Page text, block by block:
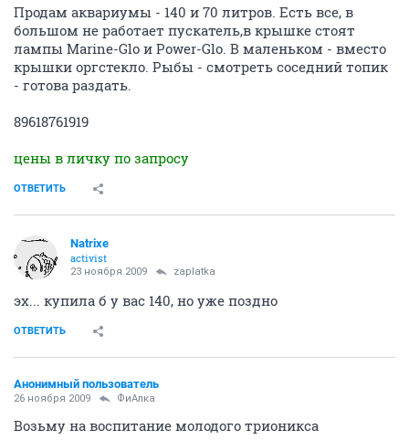
Продам аквариумы - 140 и 70 литров. Есть все, в
большом не работает пускатель,в крышке стоят
лампы Marine-Glo и Power-Glo. В маленьком - вместо
крышки оргстекло. Рыбы - смотреть соседний топик
- готова раздать.
89618761919
цены в личку по запросу
ОТВЕТИТЬ
Natrixe
activist
23 ноября 2009 zaplatka
эх... купила б у вас 140, но уже поздно
ОТВЕТИТЬ
Анонимный пользователь
26 ноября 2009 ФиАлка
Возьму на воспитание молодого трионикса